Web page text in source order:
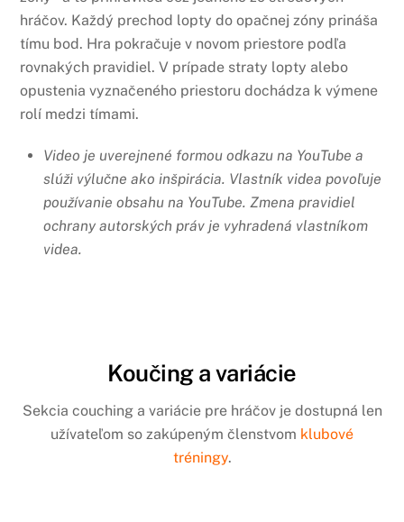
hráčov. Každý prechod lopty do opačnej zóny prináša
tímu bod. Hra pokračuje v novom priestore podľa
rovnakých pravidiel. V prípade straty lopty alebo
opustenia vyznačeného priestoru dochádza k výmene
rolí medzi tímami.
Video je uverejnené formou odkazu na YouTube a
slúži výlučne ako inšpirácia. Vlastník videa povoľuje
používanie obsahu na YouTube. Zmena pravidiel
ochrany autorských práv je vyhradená vlastníkom
videa.
Koučing a variácie
Sekcia couching a variácie pre hráčov je dostupná len
užívateľom so zakúpeným členstvom klubové
tréningy.